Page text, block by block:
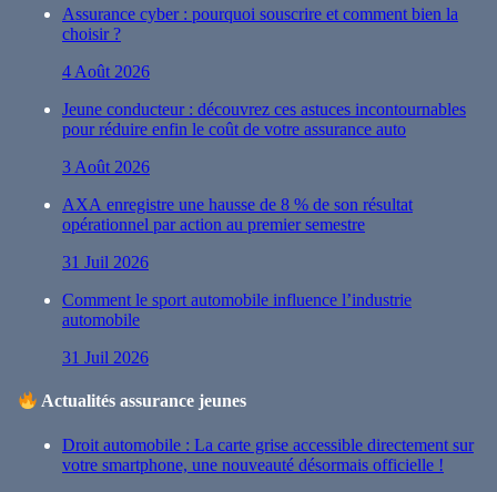
Assurance cyber : pourquoi souscrire et comment bien la
choisir ?
4 Août 2026
Jeune conducteur : découvrez ces astuces incontournables
pour réduire enfin le coût de votre assurance auto
3 Août 2026
AXA enregistre une hausse de 8 % de son résultat
opérationnel par action au premier semestre
31 Juil 2026
Comment le sport automobile influence l’industrie
automobile
31 Juil 2026
Actualités assurance jeunes
Droit automobile : La carte grise accessible directement sur
votre smartphone, une nouveauté désormais officielle !